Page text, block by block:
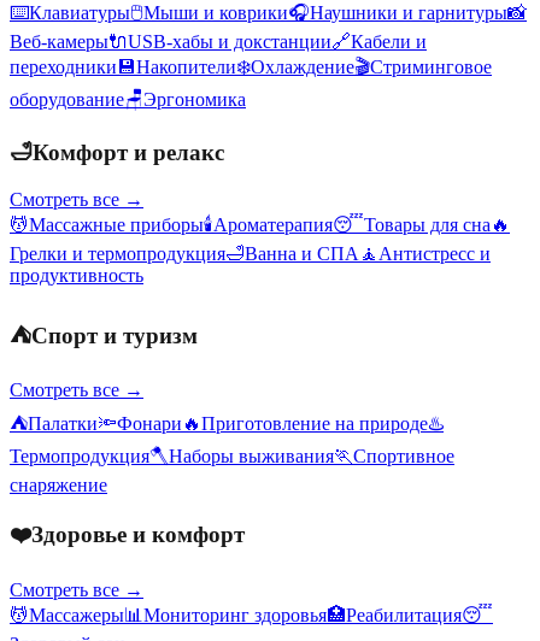
⌨️Клавиатуры🖱️Мыши и коврики🎧Наушники и гарнитуры📸
Веб-камеры🔌USB-хабы и докстанции🔗Кабели и
переходники 💾Накопители❄️Охлаждение🎬Стриминговое
оборудование🪑Эргономика
🛁Комфорт и релакс
Смотреть все →
💆Массажные приборы🕯️Ароматерапия😴Товары для сна 🔥
Грелки и термопродукция🛁Ванна и СПА 🧘 Антистресс и
продуктивность
⛺Спорт и туризм
Смотреть все →
⛺Палатки🔦Фонари 🔥Приготовление на природе♨️
Термопродукция🪓Наборы выживания🏃Спортивное
снаряжение
❤️Здоровье и комфорт
Смотреть все →
💆Массажеры📊 Мониторинг здоровья🏥Реабилитация😴